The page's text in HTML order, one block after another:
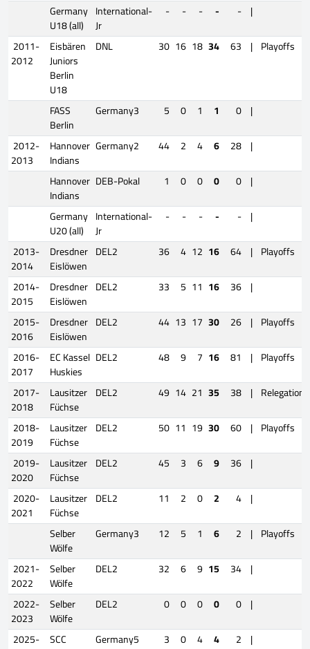
Germany
U18 (all)
International-
Jr
- - - - - |
2011-
2012
Eisbären
Juniors
Berlin
U18
DNL 30 16 18 34 63 | Playoffs
FASS
Berlin
Germany3 5 0 1 1 0 |
2012-
2013
Hannover
Indians
Germany2 44 2 4 6 28 |
Hannover
Indians
DEB-Pokal 1 0 0 0 0 |
Germany
U20 (all)
International-
Jr
- - - - - |
2013-
2014
Dresdner
Eislöwen
DEL2 36 4 12 16 64 | Playoffs
2014-
2015
Dresdner
Eislöwen
DEL2 33 5 11 16 36 |
2015-
2016
Dresdner
Eislöwen
DEL2 44 13 17 30 26 | Playoffs
2016-
2017
EC Kassel
Huskies
DEL2 48 9 7 16 81 | Playoffs
2017-
2018
Lausitzer
Füchse
DEL2 49 14 21 35 38 | Relegation
2018-
2019
Lausitzer
Füchse
DEL2 50 11 19 30 60 | Playoffs
2019-
2020
Lausitzer
Füchse
DEL2 45 3 6 9 36 |
2020-
2021
Lausitzer
Füchse
DEL2 11 2 0 2 4 |
Selber
Wölfe
Germany3 12 5 1 6 2 | Playoffs
2021-
2022
Selber
Wölfe
DEL2 32 6 9 15 34 |
2022-
2023
Selber
Wölfe
DEL2 0 0 0 0 0 |
2025- SCC
Germany5 3 0 4 4 2 |